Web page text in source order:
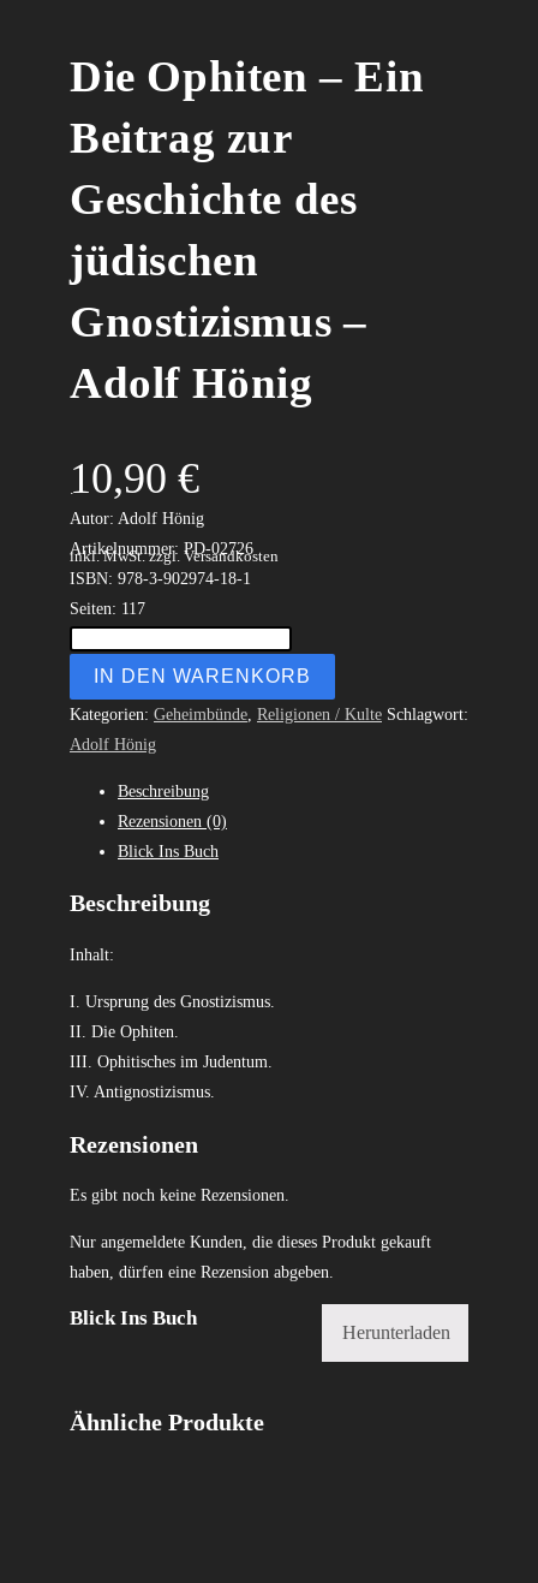
Die Ophiten – Ein
Beitrag zur
Geschichte des
jüdischen
Gnostizismus –
Adolf Hönig
10,90 €
inkl. MwSt. zzgl. Versandkosten
.
Autor: Adolf Hönig
Artikelnummer: PD-02726
ISBN: 978-3-902974-18-1
Seiten: 117
IN DEN WARENKORB
Kategorien: Geheimbünde Religionen / Kulte Schlagwort:
Adolf Hönig
Beschreibung
Rezensionen (0)
Blick Ins Buch
Beschreibung
Inhalt:
I. Ursprung des Gnostizismus.
II. Die Ophiten.
III. Ophitisches im Judentum.
IV. Antignostizismus.
Rezensionen
Es gibt noch keine Rezensionen.
Nur angemeldete Kunden, die dieses Produkt gekauft
haben, dürfen eine Rezension abgeben.
Blick Ins Buch
Herunterladen
Ähnliche Produkte